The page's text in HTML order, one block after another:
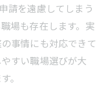
請を遠慮してしまう
場も存在します。実
事情にも対応できて
すい職場選びが大
。